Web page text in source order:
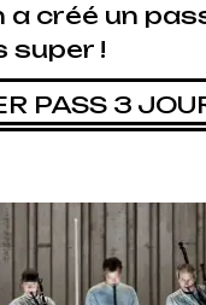
créé un
super !
PASS 3